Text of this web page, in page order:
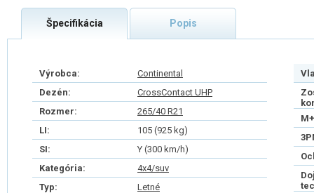
Špecifikácia Popis
Výrobca:
Continental
Dezén:
CrossContact UHP
Rozmer:
265/40 R21
LI:
105 (925 kg)
SI:
Y (300 km/h)
Kategória:
4x4/suv
Typ:
Letné